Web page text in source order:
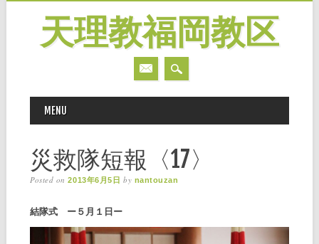
天理教福岡教区
MAIN MENU
MENU
災救隊短報〈17〉
Posted on2013年6月5日 by nantouzan
結隊式 ー５月１日ー